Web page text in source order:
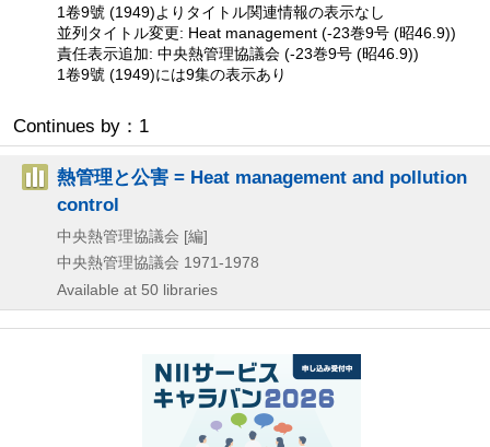
1卷9號 (1949)よりタイトル関連情報の表示なし
並列タイトル変更: Heat management (-23巻9号 (昭46.9))
責任表示追加: 中央熱管理協議会 (-23巻9号 (昭46.9))
1卷9號 (1949)には9集の表示あり
Continues by：1
熱管理と公害 = Heat management and pollution
control
中央熱管理協議会 [編]
中央熱管理協議会 1971-1978
Available at 50 libraries